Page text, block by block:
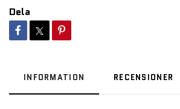
Dela
INFORMATION RECENSIONER